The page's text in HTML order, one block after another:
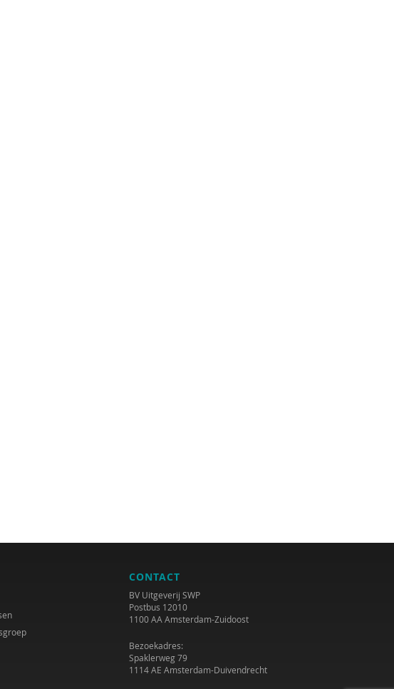
CONTACT
BV Uitgeverij SWP
Postbus 12010
1100 AA Amsterdam-Zuidoost
Bezoekadres:
Spaklerweg 79
1114 AE Amsterdam-Duivendrecht